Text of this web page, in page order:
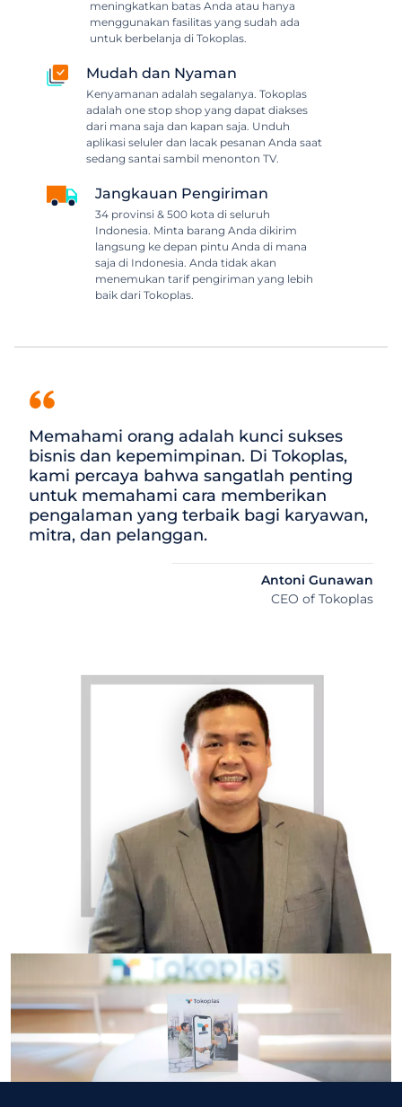
meningkatkan batas Anda atau hanya
menggunakan fasilitas yang sudah ada
untuk berbelanja di Tokoplas.
Mudah dan Nyaman
Kenyamanan adalah segalanya. Tokoplas
adalah one stop shop yang dapat diakses
dari mana saja dan kapan saja. Unduh
aplikasi seluler dan lacak pesanan Anda saat
sedang santai sambil menonton TV.
Jangkauan Pengiriman
34 provinsi & 500 kota di seluruh
Indonesia. Minta barang Anda dikirim
langsung ke depan pintu Anda di mana
saja di Indonesia. Anda tidak akan
menemukan tarif pengiriman yang lebih
baik dari Tokoplas.
Memahami orang adalah kunci sukses
bisnis dan kepemimpinan. Di Tokoplas,
kami percaya bahwa sangatlah penting
untuk memahami cara memberikan
pengalaman yang terbaik bagi karyawan,
mitra, dan pelanggan.
Antoni Gunawan
CEO of Tokoplas